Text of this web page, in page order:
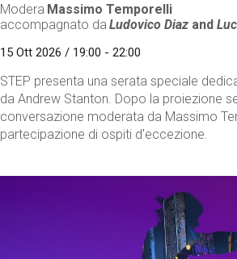
Modera Massimo Temporelli
accompagnato da Ludovico Diaz and
15 Ott 2026 / 19:00 - 22:00
STEP presenta una serata speciale
da Andrew Stanton. Dopo la proiezione
conversazione moderata da Massimo
partecipazione di ospiti d'eccezione.